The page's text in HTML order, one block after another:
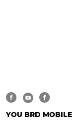
YOU BRD MOBILE